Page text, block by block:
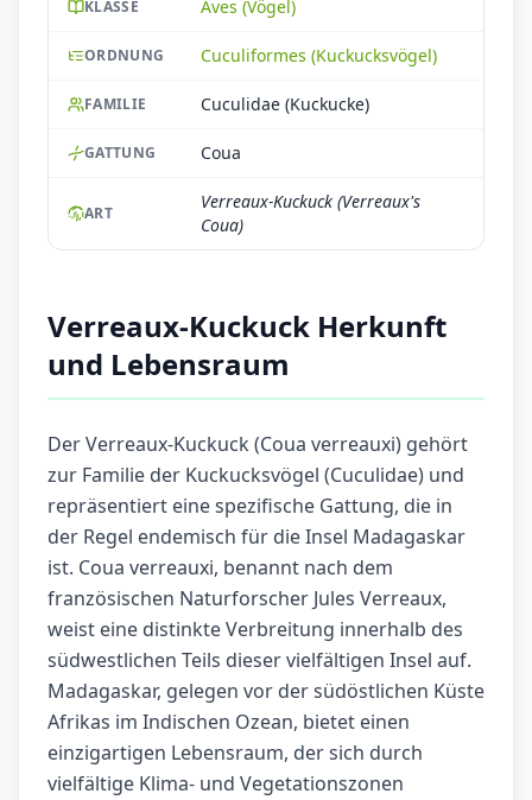
KLASSE Aves (Vögel)
ORDNUNG Cuculiformes (Kuckucksvögel)
FAMILIE Cuculidae (Kuckucke)
GATTUNG Coua
ART
Verreaux-Kuckuck (Verreaux's
Coua)
Verreaux-Kuckuck Herkunft
und Lebensraum
Der Verreaux-Kuckuck (Coua verreauxi) gehört
zur Familie der Kuckucksvögel (Cuculidae) und
repräsentiert eine spezifische Gattung, die in
der Regel endemisch für die Insel Madagaskar
ist. Coua verreauxi, benannt nach dem
französischen Naturforscher Jules Verreaux,
weist eine distinkte Verbreitung innerhalb des
südwestlichen Teils dieser vielfältigen Insel auf.
Madagaskar, gelegen vor der südöstlichen Küste
Afrikas im Indischen Ozean, bietet einen
einzigartigen Lebensraum, der sich durch
vielfältige Klima- und Vegetationszonen